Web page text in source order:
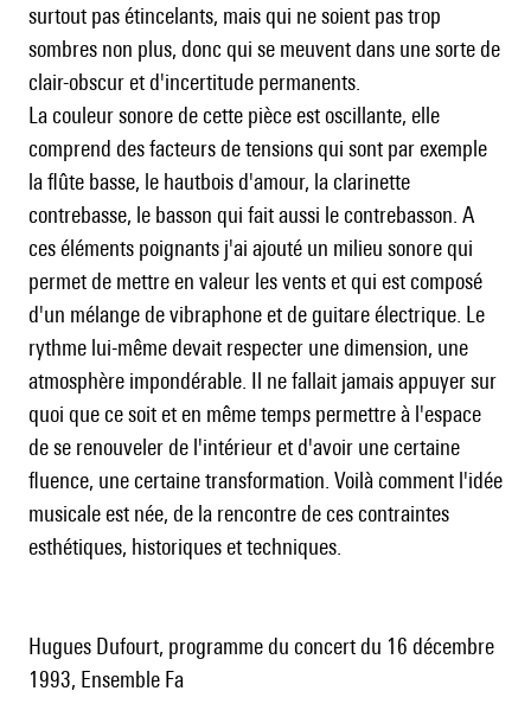
surtout pas étincelants, mais qui ne soient pas trop
sombres non plus, donc qui se meuvent dans une sorte de
clair-obscur et d'incertitude permanents.
La couleur sonore de cette pièce est oscillante, elle
comprend des facteurs de tensions qui sont par exemple
la flûte basse, le hautbois d'amour, la clarinette
contrebasse, le basson qui fait aussi le contrebasson. A
ces éléments poignants j'ai ajouté un milieu sonore qui
permet de mettre en valeur les vents et qui est composé
d'un mélange de vibraphone et de guitare électrique. Le
rythme lui-même devait respecter une dimension, une
atmosphère impondérable. Il ne fallait jamais appuyer sur
quoi que ce soit et en même temps permettre à l'espace
de se renouveler de l'intérieur et d'avoir une certaine
fluence, une certaine transformation. Voilà comment l'idée
musicale est née, de la rencontre de ces contraintes
esthétiques, historiques et techniques.
Hugues Dufourt, programme du concert du 16 décembre
1993, Ensemble Fa